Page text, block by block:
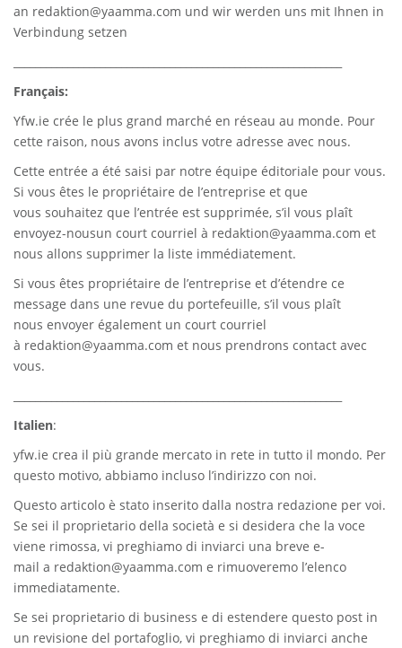
an redaktion@yaamma.com und wir werden uns mit Ihnen in
Verbindung setzen
Français:
Yfw.ie crée le plus grand marché en réseau au monde. Pour
cette raison, nous avons inclus votre adresse avec nous.
Cette entrée a été saisi par notre équipe éditoriale pour vous.
Si vous êtes le propriétaire de l’entreprise et que
vous souhaitez que l’entrée est supprimée, s’il vous plaît
envoyez-nousun court courriel à redaktion@yaamma.com et
nous allons supprimer la liste immédiatement.
Si vous êtes propriétaire de l’entreprise et d’étendre ce
message dans une revue du portefeuille, s’il vous plaît
nous envoyer également un court courriel
à redaktion@yaamma.com et nous prendrons contact avec
vous.
Italien:
yfw.ie crea il più grande mercato in rete in tutto il mondo. Per
questo motivo, abbiamo incluso l’indirizzo con noi.
Questo articolo è stato inserito dalla nostra redazione per voi.
Se sei il proprietario della società e si desidera che la voce
viene rimossa, vi preghiamo di inviarci una breve e-
mail a redaktion@yaamma.com e rimuoveremo l’elenco
immediatamente.
Se sei proprietario di business e di estendere questo post in
un revisione del portafoglio, vi preghiamo di inviarci anche